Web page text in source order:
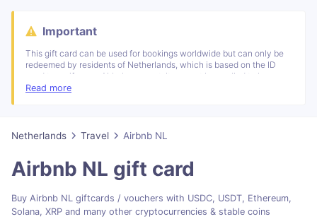
Important
This gift card can be used for bookings worldwide but can only be
redeemed by residents of Netherlands, which is based on the ID
used to verify your Airbnb account. It can not be applied to long
term reservations of 28 nights or longer and Airbnb may limit users
Read more
Netherlands Travel Airbnb NL
Airbnb NL gift card
Buy Airbnb NL giftcards / vouchers with USDC, USDT, Ethereum,
Solana, XRP and many other cryptocurrencies & stable coins